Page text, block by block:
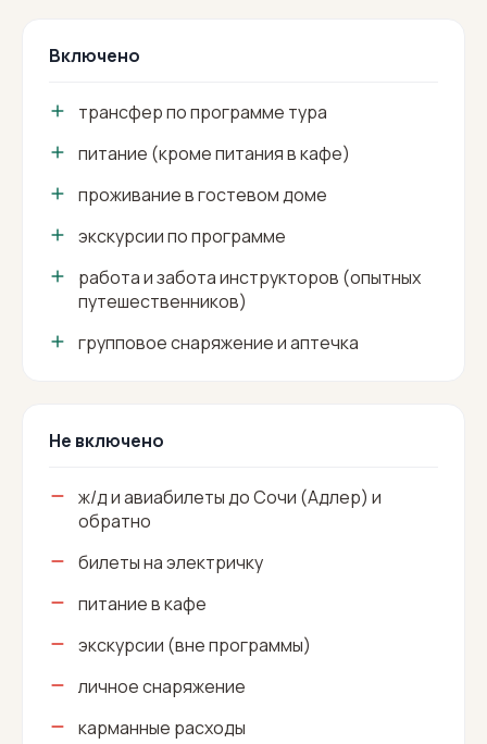
Включено
трансфер по программе тура
питание (кроме питания в кафе)
проживание в гостевом доме
экскурсии по программе
работа и забота инструкторов (опытных
путешественников)
групповое снаряжение и аптечка
Не включено
ж/д и авиабилеты до Сочи (Адлер) и
обратно
билеты на электричку
питание в кафе
экскурсии (вне программы)
личное снаряжение
карманные расходы